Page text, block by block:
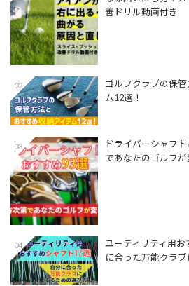
善ドリル動画付き
02
ゴルフクラブの保
ム12選！
03
ドライバーシャフ
であなたのゴルフが
04
ユーティリティ用
に合った万能クラ